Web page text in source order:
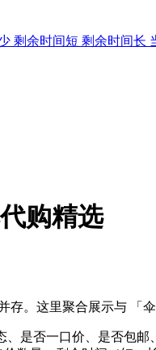
剩余时间短 剩余时间长
购精选
存。这里聚合展示与 「
、是否一口价、是否包邮